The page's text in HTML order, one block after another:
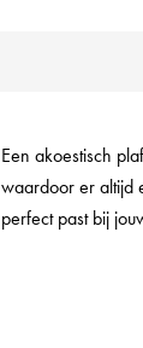
Een akoestisch
waardoor er altijd
perfect past bij